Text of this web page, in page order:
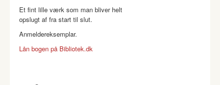
Et fint lille værk som man bliver helt
opslugt af fra start til slut.
Anmeldereksemplar.
Lån bogen på Bibliotek.dk